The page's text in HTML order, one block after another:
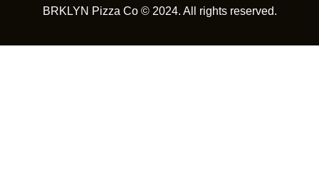
BRKLYN Pizza Co © 2024. All rights reserved.